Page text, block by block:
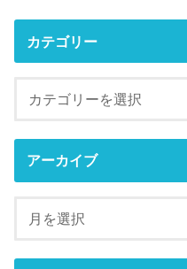
カテゴリー
アーカイブ